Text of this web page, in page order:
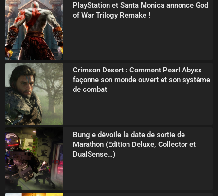
PlayStation et Santa Monica annonce God
of War Trilogy Remake !
Crimson Desert : Comment Pearl Abyss
façonne son monde ouvert et son système
de combat
Bungie dévoile la date de sortie de
Marathon (Edition Deluxe, Collector et
DualSense…)